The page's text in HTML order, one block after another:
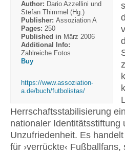
Author: Dario Azzellini und
Stefan Thimmel (Hg.)
Publisher: Assoziation A
Pages: 250
Published in März 2006
Additional Info:
Zahlreiche Fotos
Buy
https://www.assoziation-
a.de/buch/futbolistas/
Herrschaftsstabilisierung
nationaler Identitätsstiftung
Unzufriedenheit. Es
für ›verrückte‹